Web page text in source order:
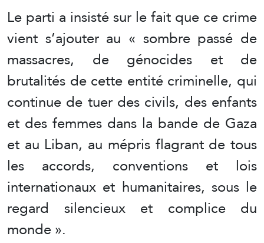
Le parti a insisté sur le fait que ce crime
vient s’ajouter au « sombre passé de
massacres, de génocides et de
brutalités de cette entité criminelle, qui
continue de tuer des civils, des enfants
et des femmes dans la bande de Gaza
et au Liban, au mépris flagrant de tous
les accords, conventions et lois
internationaux et humanitaires, sous le
regard silencieux et complice du
monde ».